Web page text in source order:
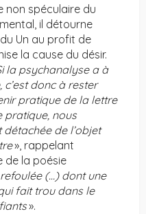
non spéculaire du
il détourne
Un au profit de
la cause du désir.
la psychanalyse a à
donc à rester
pratique de la lettre
pratique, nous
de l’objet
», rappelant
de la poésie
(…) dont une
fait trou dans le
».